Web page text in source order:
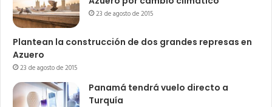
23 de agosto de 2015
Plantean la construcción de dos grandes represas en
Azuero
23 de agosto de 2015
Panamá tendrá vuelo directo a
Turquía